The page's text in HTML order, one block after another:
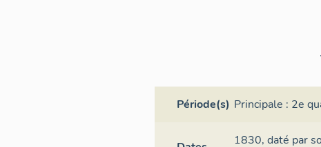
Période(s) Principale : 2e
1830,daté par